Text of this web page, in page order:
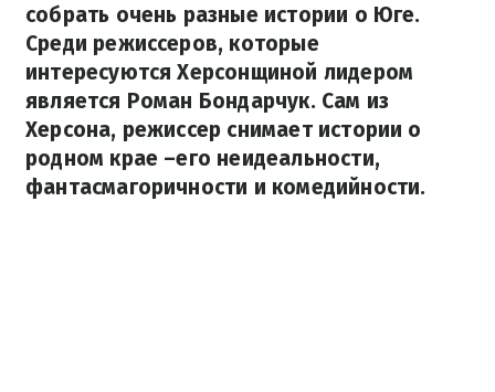
собрать очень разные истории о Юге.
Среди режиссеров, которые
интересуются Херсонщиной лидером
является Роман Бондарчук. Сам из
Херсона, режиссер снимает истории о
родном крае –его неидеальности,
фантасмагоричности и комедийности.